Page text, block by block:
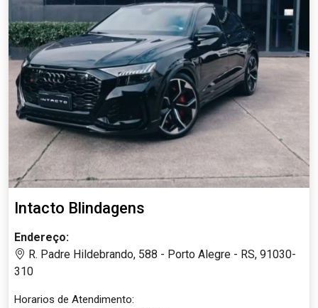
Intacto Blindagens
Endereço:
R. Padre Hildebrando, 588 - Porto Alegre - RS, 91030-
310
Horarios de Atendimento: